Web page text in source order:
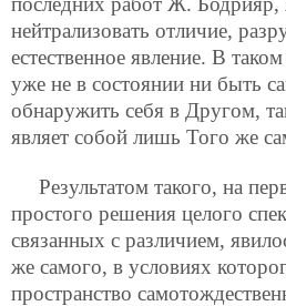
нейтрализовать отличие,
естественное явление. В
уже не в состоянии ни быть
обнаружить себя в Другом,
являет собой лишь Того же
Результатом такого, на
простого решения целого
связанных с различием,
же самого, в условиях
пространство